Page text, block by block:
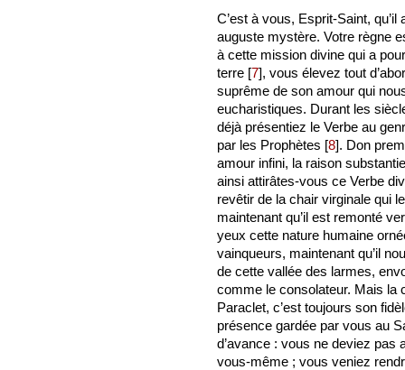
C’est à vous, Esprit-Saint, qu’il
auguste mystère. Votre règne
à cette mission divine qui a
terre [7], vous élevez tout
suprême de son amour qui
eucharistiques. Durant les
déjà présentiez le Verbe au
par les Prophètes [8]. Don
amour infini, la raison
ainsi attirâtes-vous ce Verbe
revêtir de la chair virginale qui
maintenant qu’il est remonté
yeux cette nature humaine
vainqueurs, maintenant qu’il
de cette vallée des larmes,
comme le consolateur. Mais la
Paraclet, c’est toujours son
présence gardée par vous au
d’avance : vous ne deviez pas
vous-même ; vous veniez